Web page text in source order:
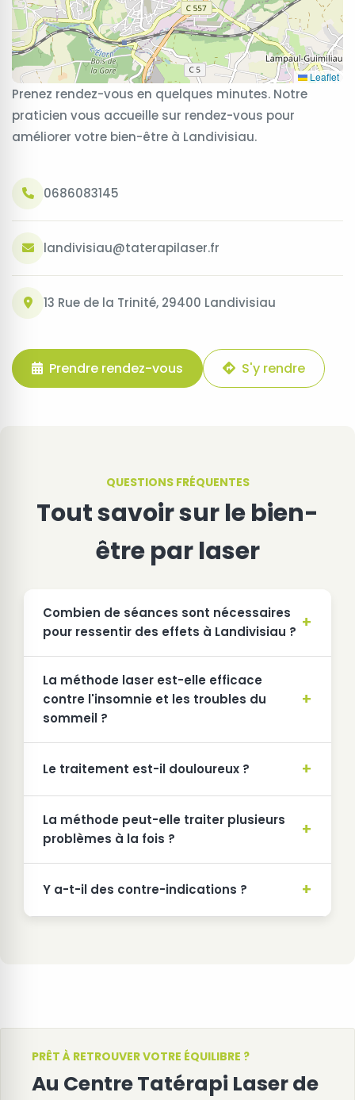
Leaflet
Prenez rendez-vous en quelques minutes. Notre
praticien vous accueille sur rendez-vous pour
améliorer votre bien-être à Landivisiau.
0686083145
landivisiau@taterapilaser.fr
13 Rue de la Trinité, 29400 Landivisiau
Prendre rendez-vous S'y rendre
QUESTIONS FRÉQUENTES
Tout savoir sur le bien-
être par laser
Combien de séances sont nécessaires
pour ressentir des effets à Landivisiau ?
La méthode laser est-elle efficace
contre l'insomnie et les troubles du
sommeil ?
Le traitement est-il douloureux ?
La méthode peut-elle traiter plusieurs
problèmes à la fois ?
Y a-t-il des contre-indications ?
PRÊT À RETROUVER VOTRE ÉQUILIBRE ?
Au Centre Tatérapi Laser de